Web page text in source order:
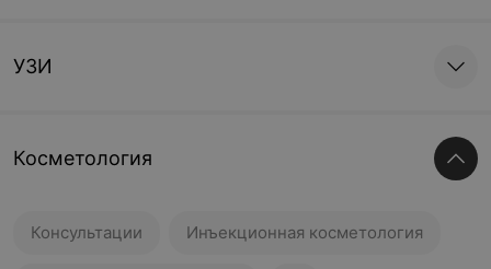
УЗИ
Косметология
Консультации Инъекционная косметология